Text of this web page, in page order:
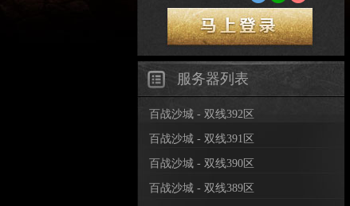
服务器列表
百战沙城 - 双线392区
百战沙城 - 双线391区
百战沙城 - 双线390区
百战沙城 - 双线389区